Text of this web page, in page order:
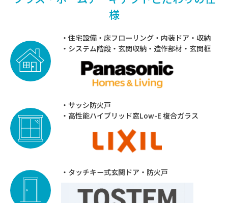
様
住宅設備 床フローリング 内装ドア
収納
システム階段
⽞関収納 造作部材 ⽞関框
サッシ防⽕⼾
⾼性能ハイブリッド窓Low-E 複合ガラス
タッチキー式⽞関ドア 防⽕⼾